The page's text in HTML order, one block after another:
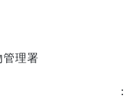
理署
：